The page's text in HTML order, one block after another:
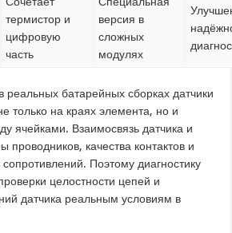
термистор и
цифровую
часть
версия в
сложных
модулях
реальных батарейных сборках датчики
только на краях элемента, но и
ячейками. Взаимосвязь датчика и
проводников, качества контактов и
Поэтому диагностику
целостности цепей и
датчика реальным условиям в